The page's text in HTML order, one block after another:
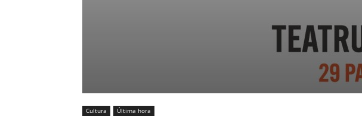
Cultura Última hora